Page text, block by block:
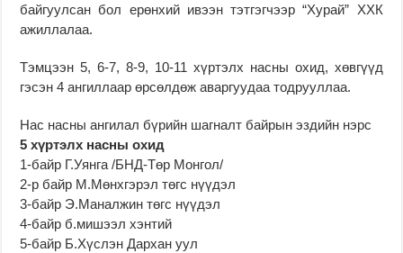
байгуулсан бол ерөнхий ивээн тэтгэгчээр “Хурай” ХХК
ажиллалаа.
Тэмцээн5, 6-7, 8-9, 10-11 хүртэлх насны охид, хөвгүүд
гэсэн 4 ангиллаар өрсөлдөж аваргуудаа тодрууллаа.
Нас насны ангилал бүрийн шагналт байрын эздийн нэрс
5 хүртэлх насны охид
1-байр Г.Уянга /БНД-Төр Монгол/
2-р байр М.Мөнхгэрэл төгс нүүдэл
3-байр Э.Маналжин төгс нүүдэл
4-байр б.мишээл хэнтий
5-байр Б.Хүслэн Дархан уул